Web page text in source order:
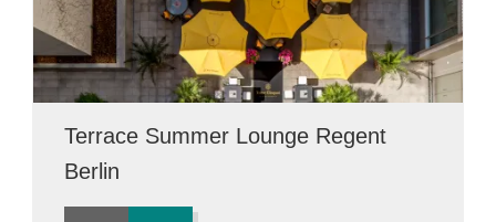
Terrace Summer Lounge Regent
Berlin